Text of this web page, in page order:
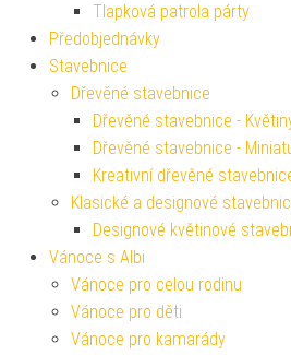
Tlapková patrola párty
Předobjednávky
Stavebnice
Dřevěné stavebnice
Dřevěné stavebnice -
Dřevěné stavebnice -
Kreativní dřevěné
Klasické a designové
Designové květinové
Vánoce s Albi
Vánoce pro celou rodinu
Vánoce pro děti
Vánoce pro kamarády